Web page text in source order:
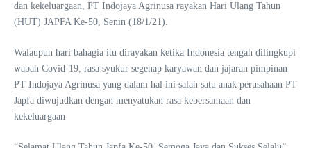
dan kekeluargaan, PT Indojaya Agrinusa rayakan Hari Ulang Tahun
(HUT) JAPFA Ke-50, Senin (18/1/21).
Walaupun hari bahagia itu dirayakan ketika Indonesia tengah dilingkupi
wabah Covid-19, rasa syukur segenap karyawan dan jajaran pimpinan
PT Indojaya Agrinusa yang dalam hal ini salah satu anak perusahaan PT
Japfa diwujudkan dengan menyatukan rasa kebersamaan dan
kekeluargaan